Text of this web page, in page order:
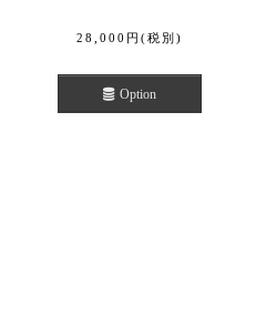
28,000 円 (税別)
Option